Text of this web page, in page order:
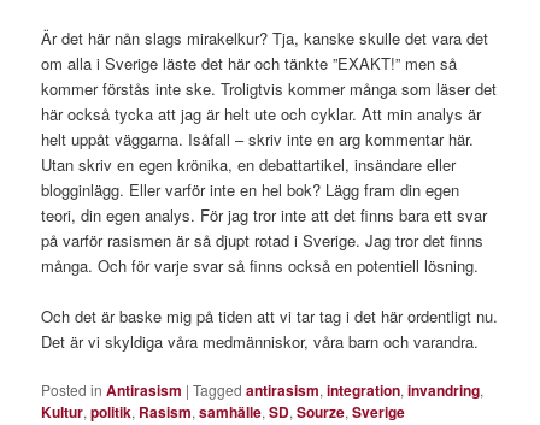
Är det här nån slags mirakelkur? Tja, kanske skulle det vara det
om alla i Sverige läste det här och tänkte ”EXAKT!” men så
kommer förstås inte ske. Troligtvis kommer många som läser det
här också tycka att jag är helt ute och cyklar. Att min analys är
helt uppåt väggarna. Isåfall – skriv inte en arg kommentar här.
Utan skriv en egen krönika, en debattartikel, insändare eller
blogginlägg. Eller varför inte en hel bok? Lägg fram din egen
teori, din egen analys. För jag tror inte att det finns bara ett svar
på varför rasismen är så djupt rotad i Sverige. Jag tror det finns
många. Och för varje svar så finns också en potentiell lösning.
Och det är baske mig på tiden att vi tar tag i det här ordentligt nu.
Det är vi skyldiga våra medmänniskor, våra barn och varandra.
Posted in Antirasism |Tagged antirasism,integration,invandring,
Kultur,politik, Rasism,samhälle,SD,Sourze,Sverige